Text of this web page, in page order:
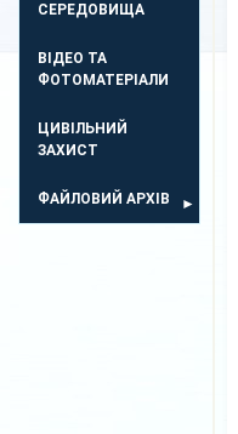
СЕРЕДОВИЩА
ВІДЕО ТА
ФОТОМАТЕРІАЛИ
ЦИВІЛЬНИЙ
ЗАХИСТ
ФАЙЛОВИЙ АРХІВ